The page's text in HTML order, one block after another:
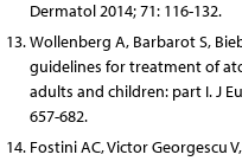
Dermatol 2014; 71: 116-132.
Wollenberg A, Barbarot S,
guidelines for treatment of
adults and children: part I. J
657-682.
Fostini AC, Victor Georgescu